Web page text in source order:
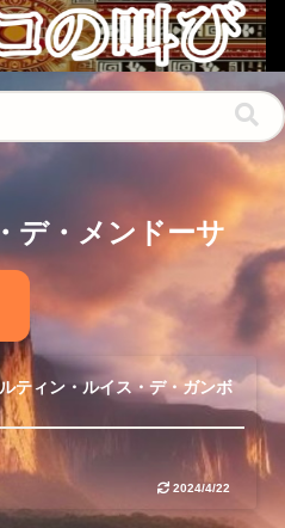
デ・メンドーサ
ティン・ルイス・デ・ガンボ
2024/4/22